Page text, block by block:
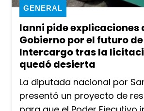
Ianni pide explicaciones
Gobierno por el futuro de
Intercargo tras la
quedó desierta
GENERAL
La diputada nacional por
presentó un proyecto de